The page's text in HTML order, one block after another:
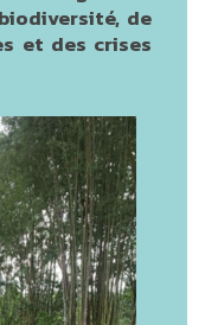
de
et des crises